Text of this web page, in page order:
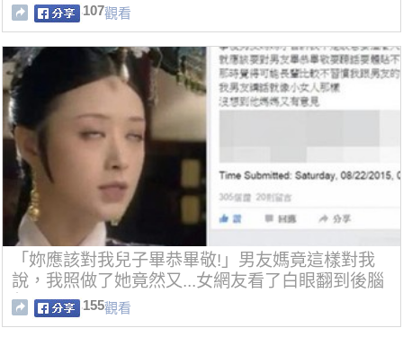
107觀看
「妳應該對我兒子畢恭畢敬!」男友媽竟這樣對我
說，我照做了她竟然又...女網友看了白眼翻到後腦
勺！
155觀看